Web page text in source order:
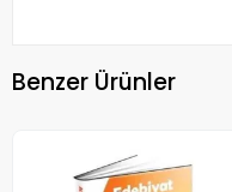
Benzer Ürünler